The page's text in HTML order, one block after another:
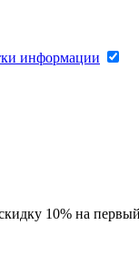
информации
10% на первый